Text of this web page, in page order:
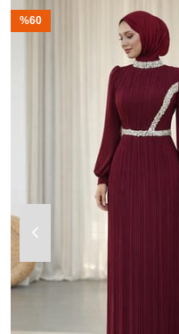
%60